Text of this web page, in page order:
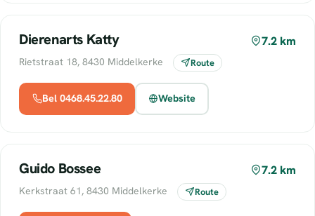
Dierenarts Katty 7.2 km
Rietstraat 18, 8430 Middelkerke Route
Bel 0468.45.22.80 Website
Guido Bossee 7.2 km
Kerkstraat 61, 8430 Middelkerke Route